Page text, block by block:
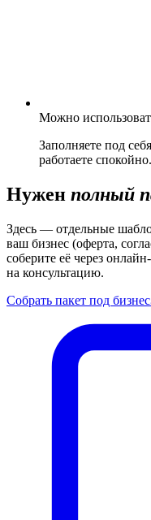
Можно
Заполняете под
работаете спокойно.
Нужен полный
Здесь — отдельные
ваш бизнес (оферта,
соберите её через
на консультацию.
Собрать пакет под бизнес